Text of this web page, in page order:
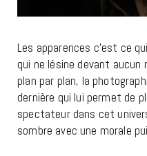
Les apparences c’est ce
qui ne lésine devant aucun
plan par plan, la
dernière qui lui permet de
spectateur dans cet
sombre avec une morale